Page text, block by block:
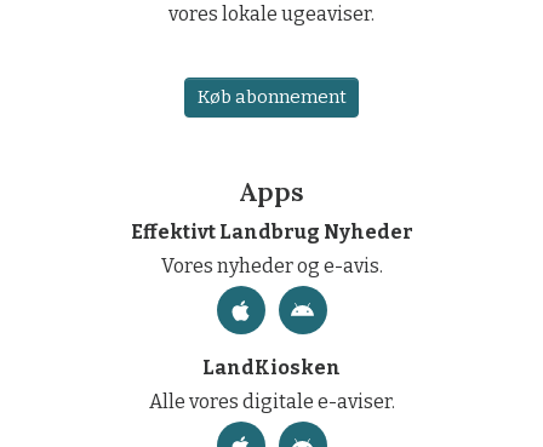
vores lokale ugeaviser.
Køb abonnement
Apps
Effektivt Landbrug Nyheder
Vores nyheder og e-avis.
LandKiosken
Alle vores digitale e-aviser.